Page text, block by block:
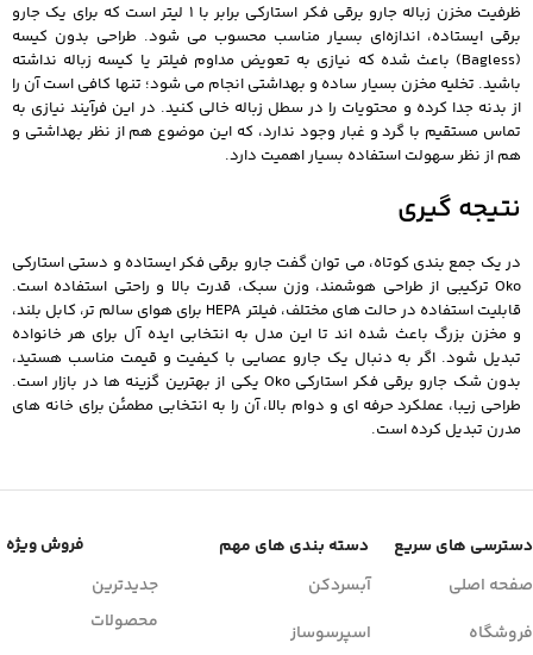
ظرفیت مخزن زباله جارو برقی فکر استارکی برابر با 1 لیتر است که برای یک جارو
برقی ایستاده، اندازه‌ای بسیار مناسب محسوب می‌ شود. طراحی بدون کیسه
(Bagless) باعث شده که نیازی به تعویض مداوم فیلتر یا کیسه زباله نداشته
باشید. تخلیه مخزن بسیار ساده و بهداشتی انجام می‌ شود؛ تنها کافی است آن را
از بدنه جدا کرده و محتویات را در سطل زباله خالی کنید. در این فرآیند نیازی به
تماس مستقیم با گرد و غبار وجود ندارد، که این موضوع هم از نظر بهداشتی و
هم از نظر سهولت استفاده بسیار اهمیت دارد.
نتیجه گیری
در یک جمع‌ بندی کوتاه، می‌ توان گفت جارو برقی فکر ایستاده و دستی استارکی
Oko ترکیبی از طراحی هوشمند، وزن سبک، قدرت بالا و راحتی استفاده است.
قابلیت استفاده در حالت‌ های مختلف، فیلتر HEPA برای هوای سالم‌ تر، کابل بلند،
و مخزن بزرگ باعث شده‌ اند تا این مدل به انتخابی ایده‌ آل برای هر خانواده
تبدیل شود. اگر به دنبال یک جارو عصایی با کیفیت و قیمت مناسب هستید،
بدون شک جارو برقی فکر استارکی Oko یکی از بهترین گزینه‌ ها در بازار است.
طراحی زیبا، عملکرد حرفه‌ ای و دوام بالا، آن را به انتخابی مطمئن برای خانه‌ های
مدرن تبدیل کرده است.
دسترسی های سریع دسته بندی های مهم
فروش ویژه
صفحه اصلی
فروشگاه
آبسردکن
اسپرسوساز
جدیدترین
محصولات